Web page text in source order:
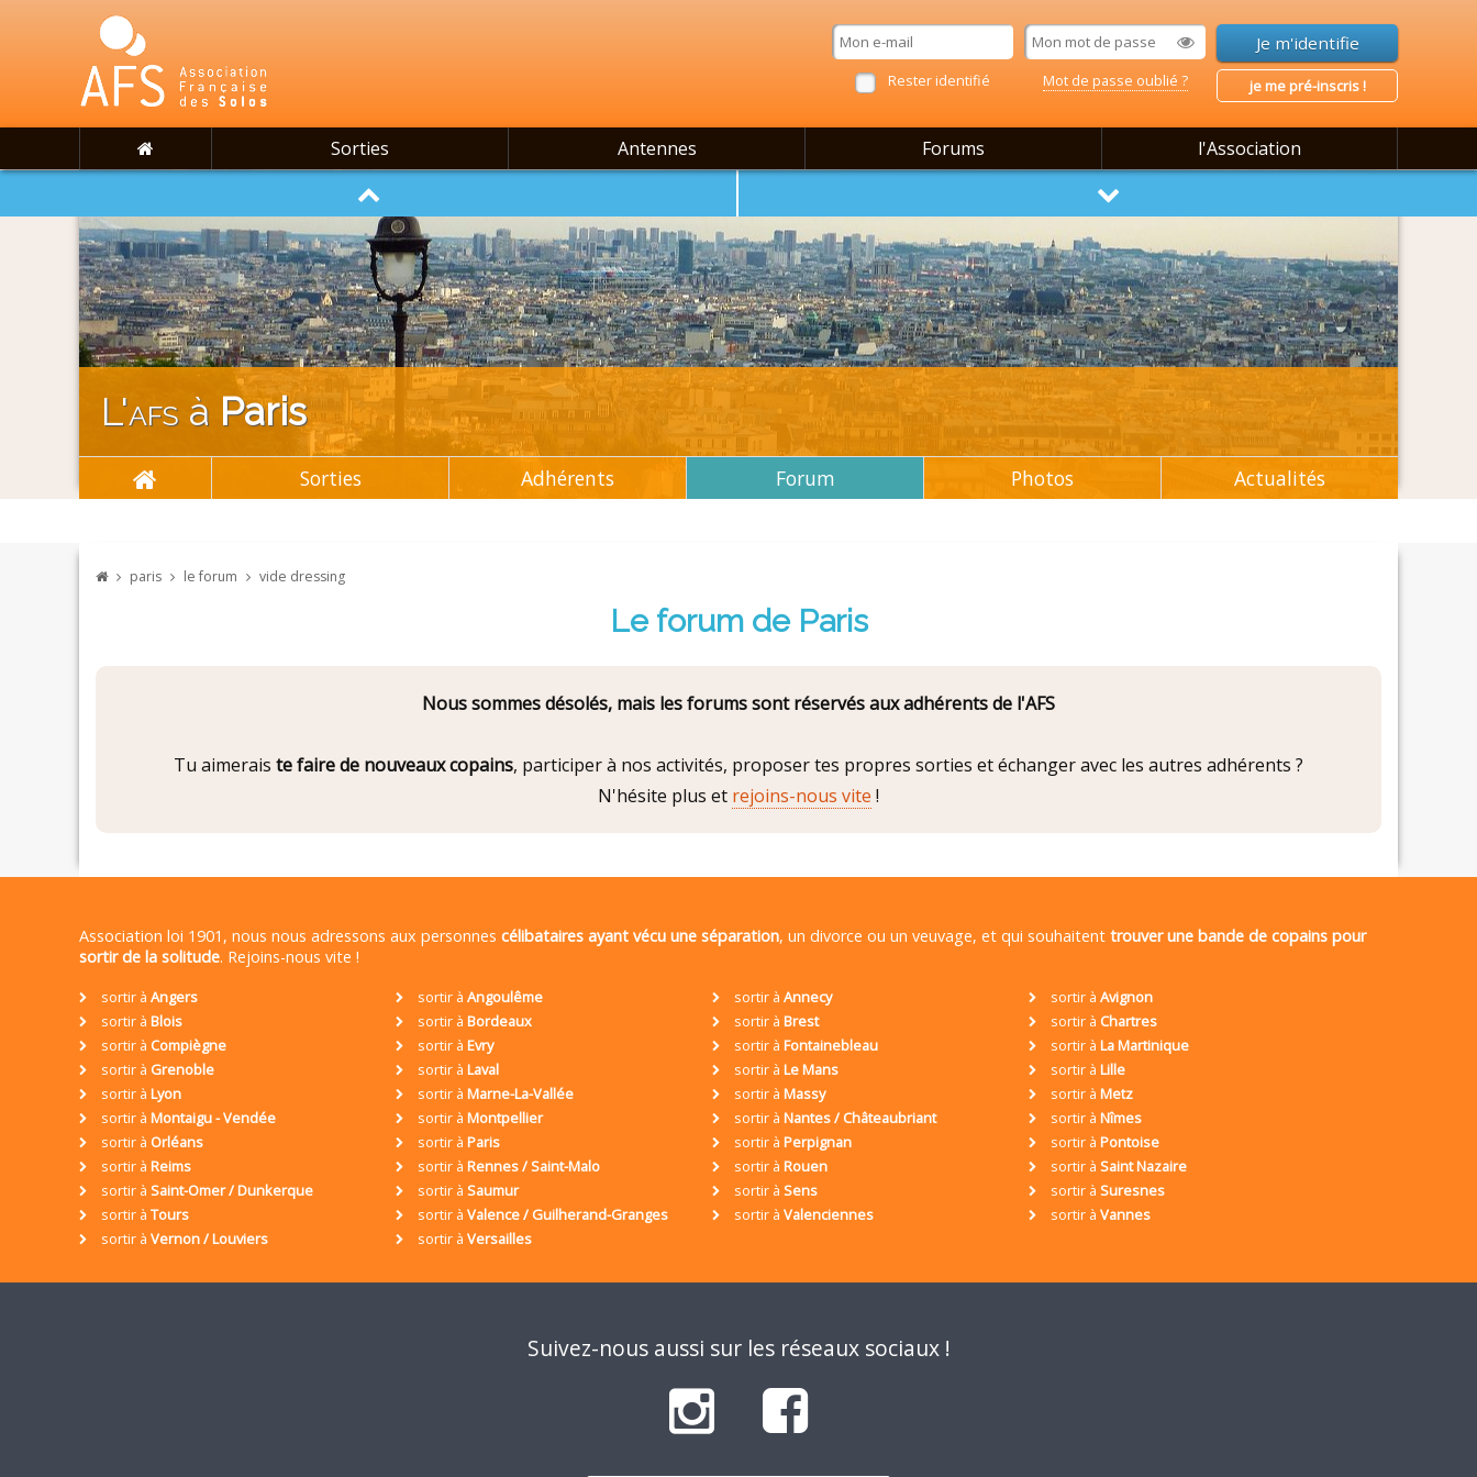
Rester identifié Mot de passe oublié ? je me pré-inscris !
Sorties Antennes Forums l'Association
L'afs à Paris
Sorties Adhérents Forum Photos Actualités
paris le forum vide dressing
Le forum de Paris
Nous sommes désolés, mais les forums sont réservés aux adhérents de l'AFS
Tu aimerais te faire de nouveaux copains, participer à nos activités, proposer tes propres sorties et échanger avec les autres adhérents ?
N'hésite plus et rejoins-nous vite !
Association loi 1901, nous nous adressons aux personnes célibataires ayant vécu une séparation, un divorce ou un veuvage, et qui souhaitent trouver une bande de copains pour
sortir de la solitude. Rejoins-nous vite !
sortir à Angers sortir à Angoulême sortir à Annecy sortir à Avignon
sortir à Blois sortir à Bordeaux sortir à Brest sortir à Chartres
sortir à Compiègne sortir à Evry sortir à Fontainebleau sortir à La Martinique
sortir à Grenoble sortir à Laval sortir à Le Mans sortir à Lille
sortir à Lyon sortir à Marne-La-Vallée sortir à Massy sortir à Metz
sortir à Montaigu - Vendée sortir à Montpellier sortir à Nantes / Châteaubriant sortir à Nîmes
sortir à Orléans sortir à Paris sortir à Perpignan sortir à Pontoise
sortir à Reims sortir à Rennes / Saint-Malo sortir à Rouen sortir à Saint Nazaire
sortir à Saint-Omer / Dunkerque sortir à Saumur sortir à Sens sortir à Suresnes
sortir à Tours sortir à Valence / Guilherand-Granges sortir à Valenciennes sortir à Vannes
sortir à Vernon / Louviers sortir à Versailles
Suivez-nous aussi sur les réseaux sociaux !